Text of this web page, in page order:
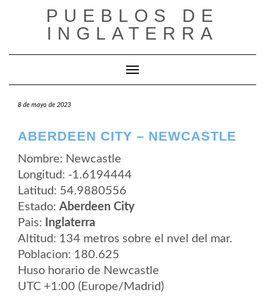
PUEBLOS DE
INGLATERRA
Cambiar modo de navegación
8 de mayo de 2023
ABERDEEN CITY – NEWCASTLE
Nombre: Newcastle
Longitud: -1.6194444
Latitud: 54.9880556
Estado: Aberdeen City
Pais:
Inglaterra
Altitud: 134 metros sobre el nvel del mar.
Poblacion: 180.625
Huso horario de Newcastle
UTC +1:00 (Europe/Madrid)